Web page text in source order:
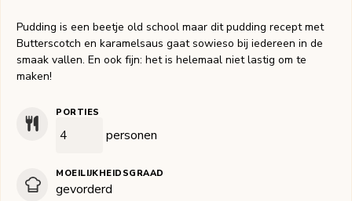
Pudding is een beetje old school maar dit pudding recept met
Butterscotch en karamelsaus gaat sowieso bij iedereen in de
smaak vallen. En ook fijn: het is helemaal niet lastig om te
maken!
PORTIES
personen
MOEILIJKHEIDSGRAAD
gevorderd